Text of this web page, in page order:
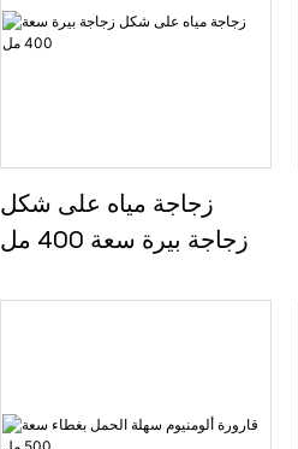
الطلق
زجاجة مياه على شكل
زجاجة بيرة سعة 400 مل